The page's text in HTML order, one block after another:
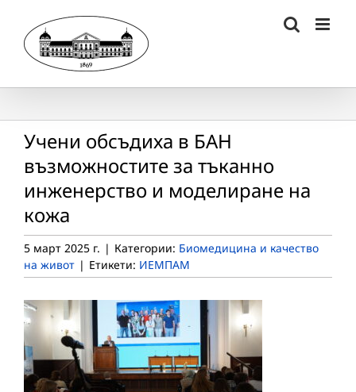
content
Учени обсъдиха в БАН
възможностите за тъканно
инженерство и моделиране на
кожа
5 март 2025 г. | Категории: Биомедицина и качество
на живот | Етикети: ИЕМПАМ